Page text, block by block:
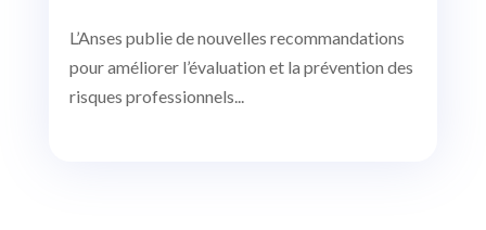
L’Anses publie de nouvelles recommandations
pour améliorer l’évaluation et la prévention des
risques professionnels...